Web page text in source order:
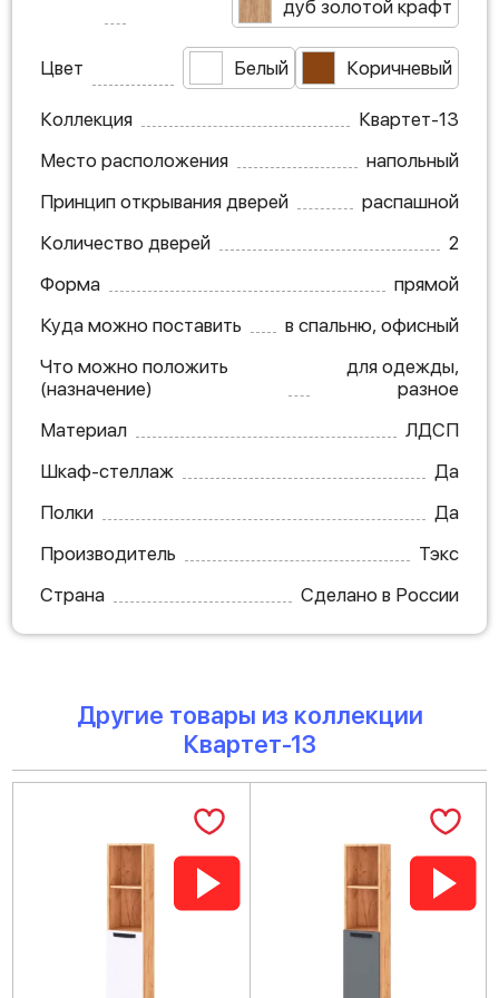
дуб золотой крафт
Цвет Белый Коричневый
Коллекция
Квартет-13
Место расположения
напольный
Принцип открывания дверей
распашной
Количество дверей
2
Форма
прямой
Куда можно поставить
в спальню, офисный
Что можно положить
(назначение)
для одежды,
разное
Материал
ЛДСП
Шкаф-стеллаж
Да
Полки
Да
Производитель
Тэкс
Страна
Сделано в России
Другие товары из коллекции
Квартет-13